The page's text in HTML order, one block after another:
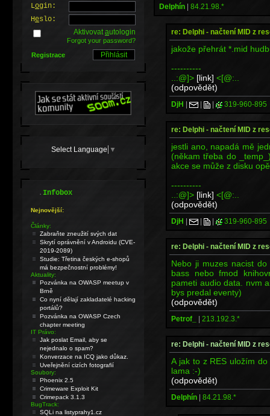
Delphín | 84.21.98.*
re: Delphi - načtení MID z
jakože přehrát *.mid
----------
..:@]> [link] <[@:..
(odpovědět)
DjH | | | 319-960-895
re: Delphi - načtení MID z
jestli ano, napadá mě
(někam třeba do
akce se může z disku
----------
..:@]> [link] <[@:..
(odpovědět)
DjH | | | 319-960-895
re: Delphi - načtení MID z
Nebo ji muzes nacist
bass nebo fmod
pameti audio data. nvm
bys predal eventy)
(odpovědět)
Petrof_ | 213.192.3.*
re: Delphi - načtení MID z
A jak to z RES uložím
lama :-)
(odpovědět)
Delphín | 84.21.98.*
Login:
Heslo:
Aktivovatautologin
Forgot your password?
Registrace
Select Language ▼
.Infobox
Nejnovější:
Články:
Zabraňte zneužití svých dat
Skrytí oprávnění v Androidu (CVE-
2019-2089)
Studie: Třetina českých e-shopů
má bezpečnostní problémy!
Aktuality:
Pozvánka na OWASP meetup v
Brně
Co nyní dělají zakladatelé hacking
portálů?
Pozvánka na OWASP Czech
chapter meeting
IT Právo:
Jak poslat Email, aby se
nejednalo o spam?
Konverzace na ICQ jako důkaz.
Uveřejnění cizích fotografií
Soubory:
Phoenix 2.5
Crimeware Exploit Kit
Crimepack 3.1.3
BugTrack:
SQLi na listyprahy1.cz